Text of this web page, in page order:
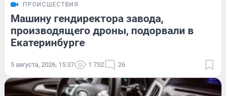
ПРОИСШЕСТВИЯ
Машину гендиректора завода,
производящего дроны, подорвали в
Екатеринбурге
5 августа, 2026, 15:37 1 752 26